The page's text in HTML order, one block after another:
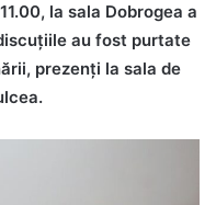
la sala Dobrogea a
au fost purtate
prezenți la sala de